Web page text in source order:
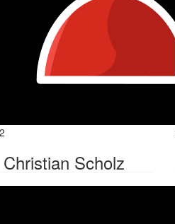
Christian Scholz